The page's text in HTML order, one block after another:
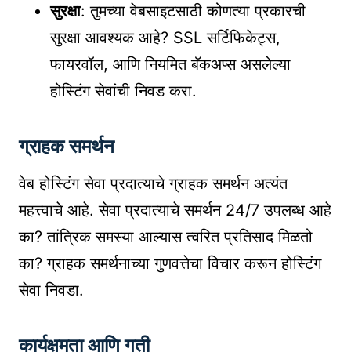
सुरक्षा: तुमच्या वेबसाइटसाठी कोणत्या प्रकारची
सुरक्षा आवश्यक आहे? SSL सर्टिफिकेट्स,
फायरवॉल, आणि नियमित बॅकअप्स असलेल्या
होस्टिंग सेवांची निवड करा.
ग्राहक समर्थन
वेब होस्टिंग सेवा प्रदात्याचे ग्राहक समर्थन अत्यंत
महत्त्वाचे आहे. सेवा प्रदात्याचे समर्थन 24/7 उपलब्ध आहे
का? तांत्रिक समस्या आल्यास त्वरित प्रतिसाद मिळतो
का? ग्राहक समर्थनाच्या गुणवत्तेचा विचार करून होस्टिंग
सेवा निवडा.
कार्यक्षमता आणि गती